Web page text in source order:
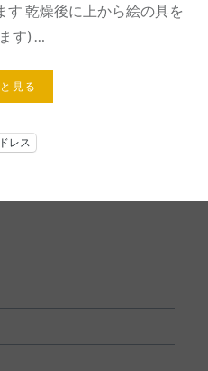
す 乾燥後に上から絵の具を
す) …
見る
レス